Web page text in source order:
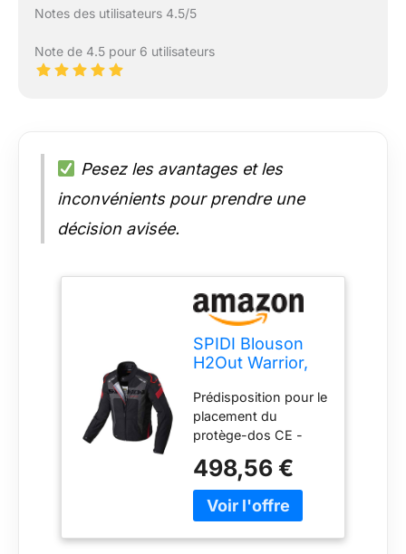
Notes des utilisateurs 4.5/5
Note de 4.5 pour 6 utilisateurs
Pesez les avantages et les
inconvénients pour prendre une
décision avisée.
SPIDI Blouson
H2Out Warrior,
Prédisposition pour le
placement du
protège-dos CE -
placement du
protège-dos CE -
prédisposition pour le
498,56 €